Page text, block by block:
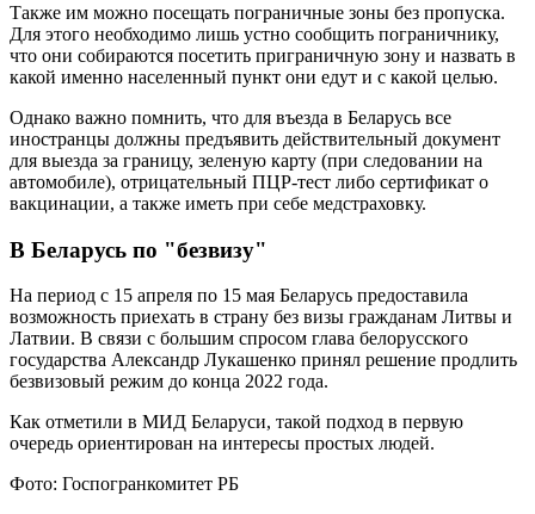
Также им можно посещать пограничные зоны без пропуска.
Для этого необходимо лишь устно сообщить пограничнику,
что они собираются посетить приграничную зону и назвать в
какой именно населенный пункт они едут и с какой целью.
Однако важно помнить, что для въезда в Беларусь все
иностранцы должны предъявить действительный документ
для выезда за границу, зеленую карту (при следовании на
автомобиле), отрицательный ПЦР-тест либо сертификат о
вакцинации, а также иметь при себе медстраховку.
В Беларусь по "безвизу"
На период с 15 апреля по 15 мая Беларусь предоставила
возможность приехать в страну без визы гражданам Литвы и
Латвии. В связи с большим спросом глава белорусского
государства Александр Лукашенко принял решение продлить
безвизовый режим до конца 2022 года.
Как отметили в МИД Беларуси, такой подход в первую
очередь ориентирован на интересы простых людей.
Фото: Госпогранкомитет РБ